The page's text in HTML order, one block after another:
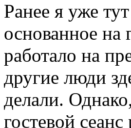
Ранее я уже
основанное на
работало на
другие люди
делали.
гостевой